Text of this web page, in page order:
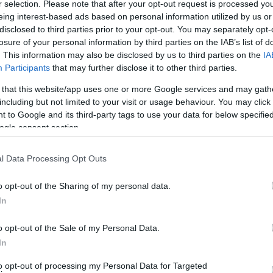
selection. Please note that after your opt-out request is processed
interest-based ads based on personal information utilized by us
to third parties prior to your opt-out. You may separately
of your personal information by third parties on the IAB’s list of
This information may also be disclosed by us to third parties on the
Participants that may further disclose it to other third parties.
that this website/app uses one or more Google services and may
but not limited to your visit or usage behaviour. You may
to Google and its third-party tags to use your data for below
consent section.
Data Processing Opt Outs
opt-out of the Sharing of my personal data.
opt-out of the Sale of my Personal Data.
opt-out of processing my Personal Data for Targeted
καθαρισμού των παραλιών του νησιού, ενόψει της
ήδη -για πρώτη φορά- οι παραλίες Άγιος
της παραλίας Γαυρίου (λιμάνι) και θα συνεχιστούν
«Ο καθαρισμός των ακτών του νησιού μας, που
πάσης φύσεως προϊόντων περιβαλλοντικής
ο τόπος καθώς ποτέ στο παρελθόν δεν είχε γίνει